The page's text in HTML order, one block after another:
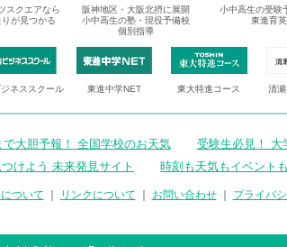
スクエアなら
が見つかる
阪神地区・大阪北摂に展開
小中高生の塾・現役予備校
個別指導
小中高生の受験
東進育
ネススクール 東進中学NET 東大特進コース 清
で大胆予報！ 全国学校のお天気
受験生必見！ 大
けよう 未来発見サイト 時刻も天気もイベント
ついて リンクについて お問い合わせ｜ プライバ